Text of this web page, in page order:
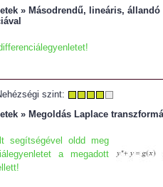
» Másodrendű, lineáris,
szint:
» Megoldás Laplace
segítségével oldd meg
a megadott